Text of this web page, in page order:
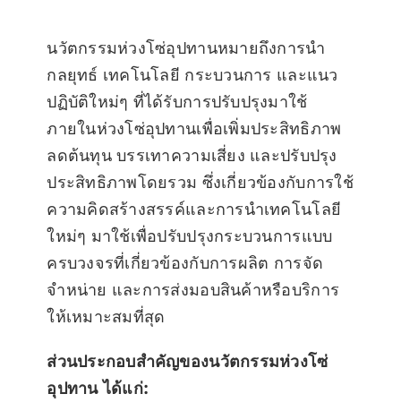
นวัตกรรมห่วงโซ่อุปทานหมายถึงการนำ
กลยุทธ์ เทคโนโลยี กระบวนการ และแนว
ปฏิบัติใหม่ๆ ที่ได้รับการปรับปรุงมาใช้
ภายในห่วงโซ่อุปทานเพื่อเพิ่มประสิทธิภาพ
ลดต้นทุน บรรเทาความเสี่ยง และปรับปรุง
ประสิทธิภาพโดยรวม ซึ่งเกี่ยวข้องกับการใช้
ความคิดสร้างสรรค์และการนำเทคโนโลยี
ใหม่ๆ มาใช้เพื่อปรับปรุงกระบวนการแบบ
ครบวงจรที่เกี่ยวข้องกับการผลิต การจัด
จำหน่าย และการส่งมอบสินค้าหรือบริการ
ให้เหมาะสมที่สุด
ส่วนประกอบสำคัญของนวัตกรรมห่วงโซ่
อุปทาน ได้แก่: